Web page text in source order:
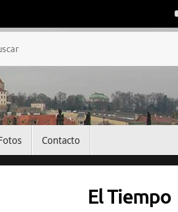
Contacto
El Tiempo